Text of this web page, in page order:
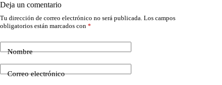
Deja un comentario
Tu dirección de correo electrónico no será publicada. Los campos
obligatorios están marcados con *
Nombre
Correo electrónico